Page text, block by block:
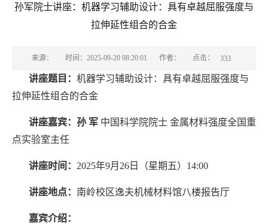
孙军院士讲座：机器学习辅助设计：具有卓越屈服强度与
拉伸延性组合的合金
来源： 时间：2025-09-20 08:20:01 作者： 点击： 333
讲座题目： 机器学习辅助设计：具有卓越屈服强度与
拉伸延性组合的合金
讲座嘉宾： 孙 军 中国科学院院士 金属材料强度全国重
点实验室主任
讲座时间： 2025年9月26日（星期五）14:00
讲座地点： 南岭校区逸夫机械材料馆八楼报告厅
嘉宾介绍：